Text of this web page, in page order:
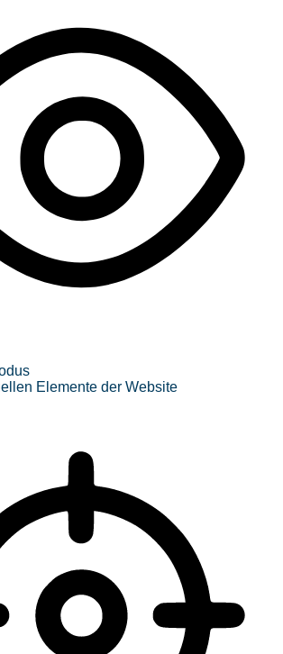
Elemente der Website